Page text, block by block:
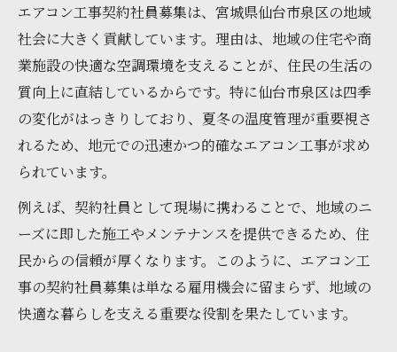
エアコン工事契約社員募集は、宮城県仙台市泉区の地域
社会に大きく貢献しています。理由は、地域の住宅や商
業施設の快適な空調環境を支えることが、住民の生活の
質向上に直結しているからです。特に仙台市泉区は四季
の変化がはっきりしており、夏冬の温度管理が重要視さ
れるため、地元での迅速かつ的確なエアコン工事が求め
られています。
例えば、契約社員として現場に携わることで、地域のニ
ーズに即した施工やメンテナンスを提供できるため、住
民からの信頼が厚くなります。このように、エアコン工
事の契約社員募集は単なる雇用機会に留まらず、地域の
快適な暮らしを支える重要な役割を果たしています。